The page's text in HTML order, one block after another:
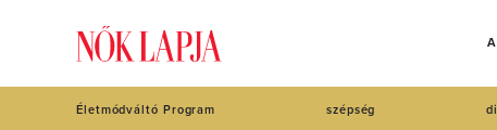
Életmódváltó Program szépség